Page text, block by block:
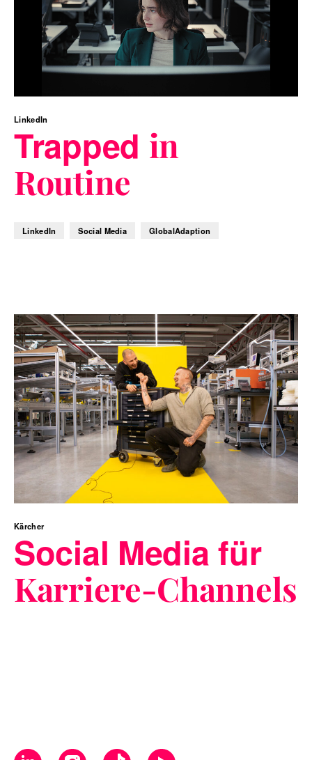
LinkedIn
Trapped in
Routine
LinkedIn Social Media GlobalAdaption
Kärcher
Social Media für
Karriere-Channels